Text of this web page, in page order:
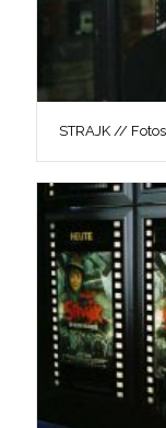
STRAJK //